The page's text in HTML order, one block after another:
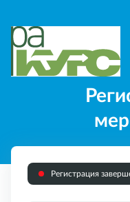
Регистрация